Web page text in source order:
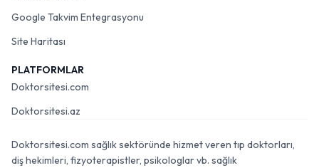
Google Takvim Entegrasyonu
Site Haritası
PLATFORMLAR
Doktorsitesi.com
Doktorsitesi.az
Doktorsitesi.com sağlık sektöründe hizmet veren tıp doktorları,
diş hekimleri, fizyoterapistler, psikologlar vb. sağlık